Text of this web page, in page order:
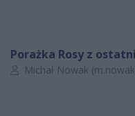
Porażka Rosy z
Autor artykułu:
Michał Nowak (